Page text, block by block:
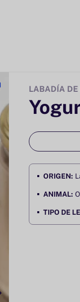
LABADÍA DE
ORIGEN:
ANIMAL:
TIPO DE